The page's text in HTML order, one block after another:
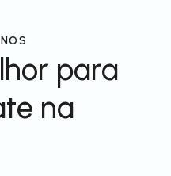
para
na